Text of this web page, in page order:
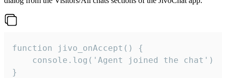
function jivo_onAccept() {
}